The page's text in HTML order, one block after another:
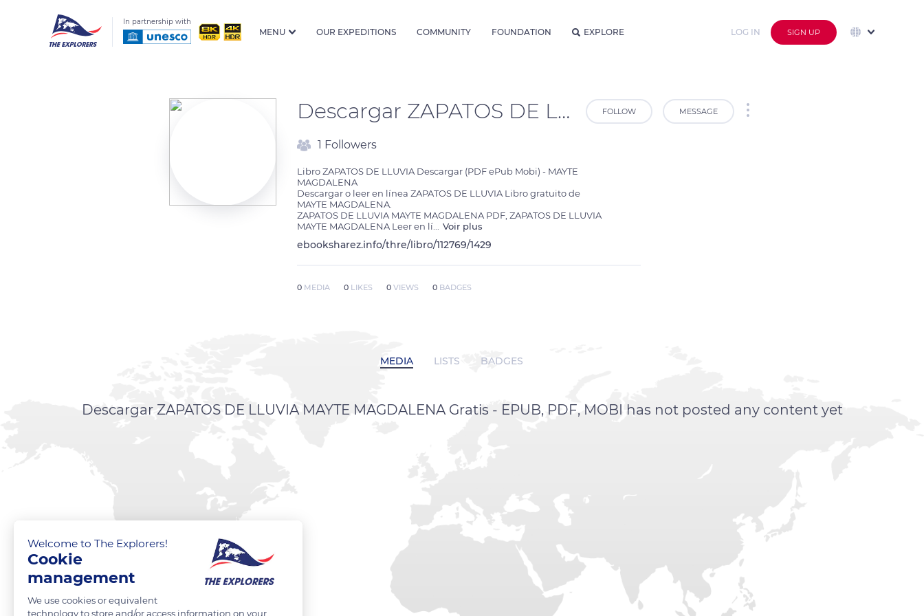
In partnership with
MENU OUR EXPEDITIONS COMMUNITY FOUNDATION EXPLORE LOG IN SIGN UP
Descargar ZAPATOS DE LLUVIA MAYTE MAGDALENA Gratis - EPUB, PDF, MOBI FOLLOW MESSAGE
1 Followers
Libro ZAPATOS DE LLUVIA Descargar (PDF ePub Mobi) - MAYTE
MAGDALENA
Descargar o leer en línea ZAPATOS DE LLUVIA Libro gratuito de
MAYTE MAGDALENA.
ZAPATOS DE LLUVIA MAYTE MAGDALENA PDF, ZAPATOS DE LLUVIA
MAYTE MAGDALENA Leer en lí
Voir plus
ebooksharez.info/thre/libro/112769/1429
0 MEDIA 0 LIKES 0 VIEWS 0 BADGES
MEDIA LISTS BADGES
Descargar ZAPATOS DE LLUVIA MAYTE MAGDALENA Gratis - EPUB, PDF, MOBI has not posted any content yet
Welcome to The Explorers!
Cookie
management
We use cookies or equivalent
technology to store and/or access information on your